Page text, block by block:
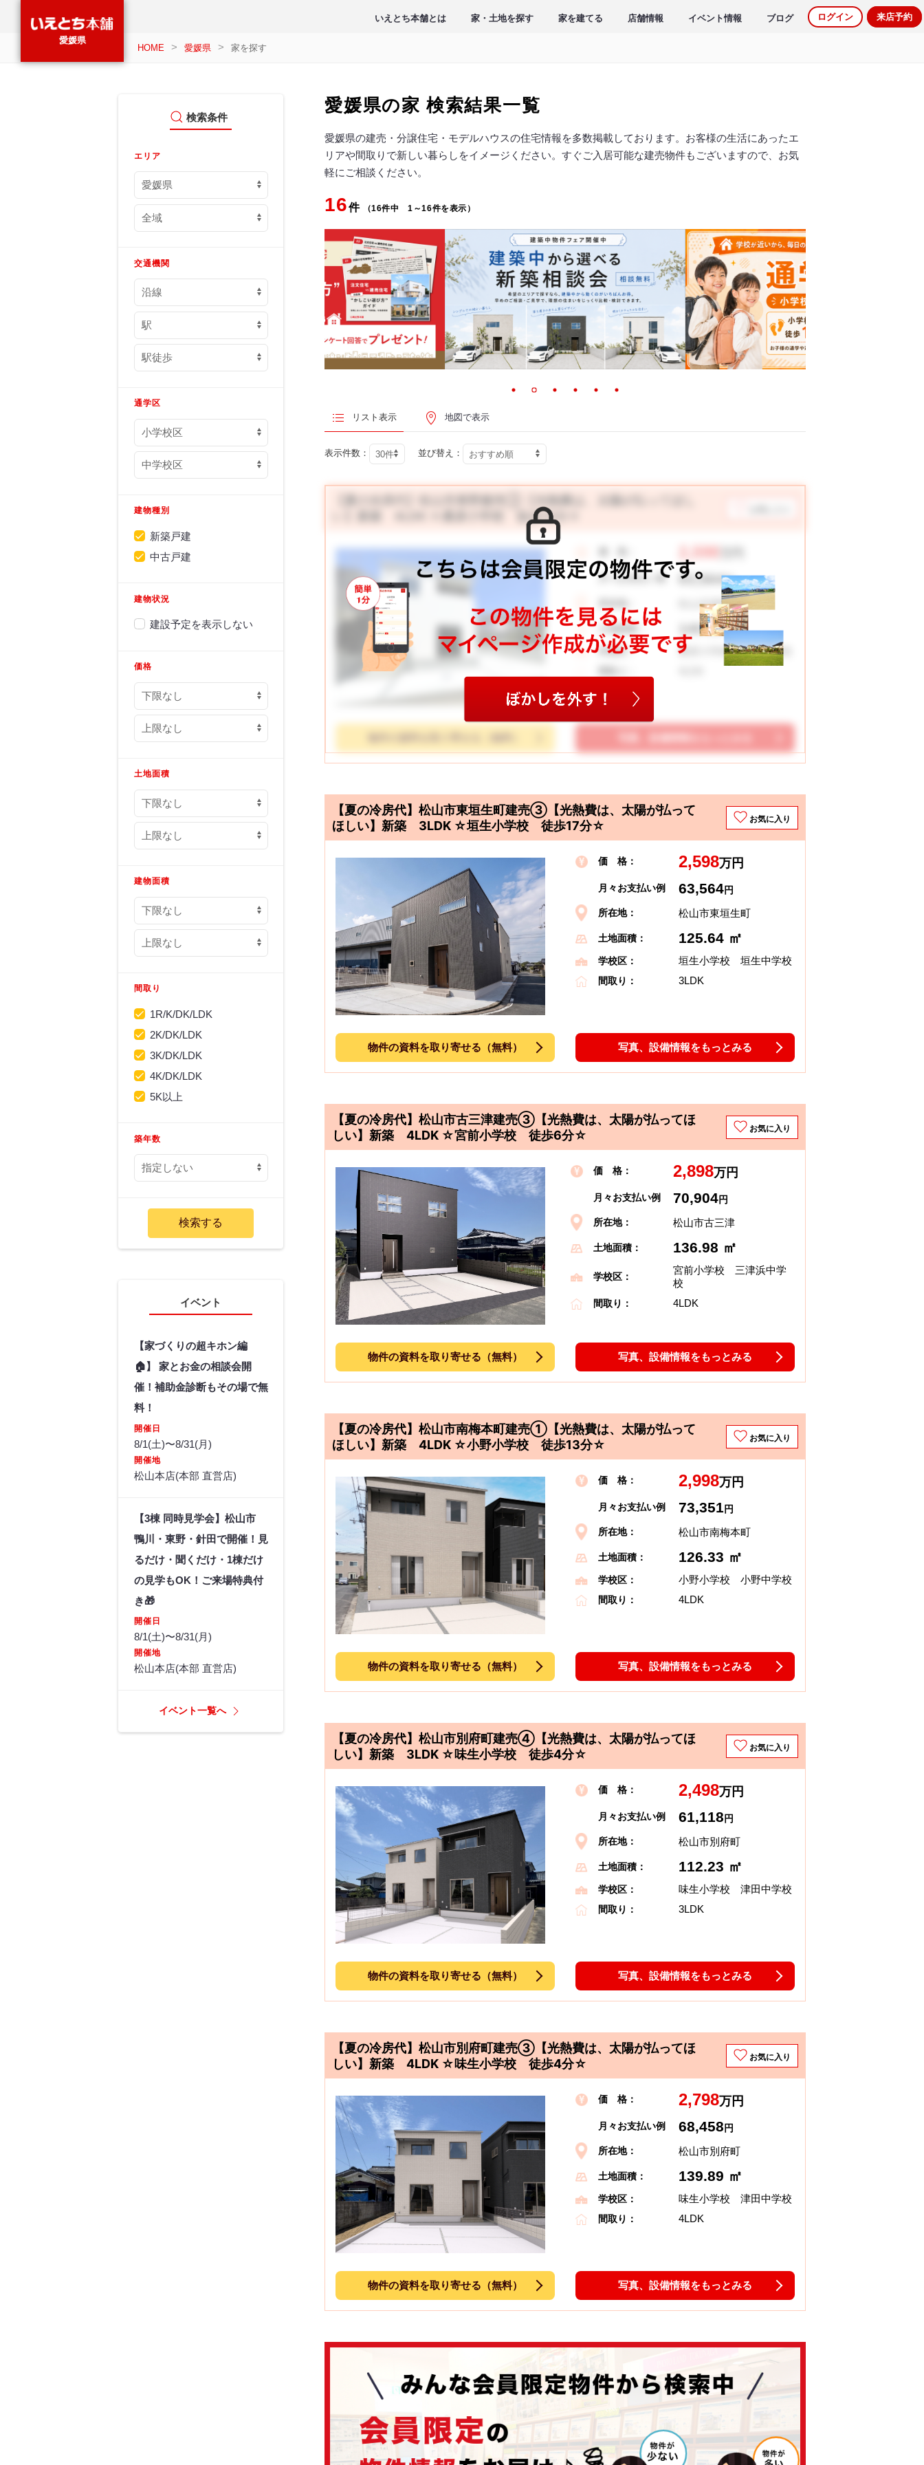
愛媛県
いえとち本舗とは 家・土地を探す 家を建てる 店舗情報 イベント情報 ブログ ログイン 来店予約
HOME 愛媛県 家を探す
検索条件
エリア
交通機関
通学区
建物種別
新築戸建
中古戸建
建物状況
建設予定を表示しない
価格
土地面積
建物面積
間取り
1R/K/DK/LDK
2K/DK/LDK
3K/DK/LDK
4K/DK/LDK
5K以上
築年数
イベント
【家づくりの超キホン編
🏠】 家とお金の相談会開
催！補助金診断もその場で無
料！
開催日
8/1(土)〜8/31(月)
開催地
松山本店(本部 直営店)
【3棟 同時見学会】松山市
鴨川・東野・針田で開催！見
るだけ・聞くだけ・1棟だけ
の見学もOK！ご来場特典付
き🎁
開催日
8/1(土)〜8/31(月)
開催地
松山本店(本部 直営店)
イベント一覧へ
愛媛県の家 検索結果一覧
愛媛県の建売・分譲住宅・モデルハウスの住宅情報を多数掲載しております。お客様の生活にあったエ
リアや間取りで新しい暮らしをイメージください。すぐご入居可能な建売物件もございますので、お気
軽にご相談ください。
16件 （16件中 1～16件を表示）
リスト表示 地図で表示
表示件数： 並び替え：
【夏の冷房代】松山市東野建売③【光熱費は、太陽が払ってほし
い】新築 4LDK ☆桑原小学校 徒歩10分☆
2,598
月々お支払い例 63,564円
松山市東野
土地面積： 140.18 ㎡
学校区： 桑原小学校 桑原中学校
【夏の冷房代】松山市東垣生町建売③【光熱費は、太陽が払って
ほしい】新築 3LDK ☆垣生小学校 徒歩17分☆
お気に入り
価 格： 2,598万円
月々お支払い例 63,564円
所在地： 松山市東垣生町
土地面積： 125.64 ㎡
学校区： 垣生小学校 垣生中学校
間取り： 3LDK
物件の資料を取り寄せる（無料） 写真、設備情報をもっとみる
【夏の冷房代】松山市古三津建売③【光熱費は、太陽が払ってほ
しい】新築 4LDK ☆宮前小学校 徒歩6分☆
お気に入り
価 格： 2,898万円
月々お支払い例 70,904円
所在地： 松山市古三津
土地面積： 136.98 ㎡
学校区：
宮前小学校 三津浜中学
校
間取り： 4LDK
物件の資料を取り寄せる（無料） 写真、設備情報をもっとみる
【夏の冷房代】松山市南梅本町建売①【光熱費は、太陽が払って
ほしい】新築 4LDK ☆小野小学校 徒歩13分☆
お気に入り
価 格： 2,998万円
月々お支払い例 73,351円
所在地： 松山市南梅本町
土地面積： 126.33 ㎡
学校区： 小野小学校 小野中学校
間取り： 4LDK
物件の資料を取り寄せる（無料） 写真、設備情報をもっとみる
【夏の冷房代】松山市別府町建売④【光熱費は、太陽が払ってほ
しい】新築 3LDK ☆味生小学校 徒歩4分☆
お気に入り
価 格： 2,498万円
月々お支払い例 61,118円
所在地： 松山市別府町
土地面積： 112.23 ㎡
学校区： 味生小学校 津田中学校
間取り： 3LDK
物件の資料を取り寄せる（無料） 写真、設備情報をもっとみる
【夏の冷房代】松山市別府町建売③【光熱費は、太陽が払ってほ
しい】新築 4LDK ☆味生小学校 徒歩4分☆
お気に入り
価 格： 2,798万円
月々お支払い例 68,458円
所在地： 松山市別府町
土地面積： 139.89 ㎡
学校区： 味生小学校 津田中学校
間取り： 4LDK
物件の資料を取り寄せる（無料） 写真、設備情報をもっとみる